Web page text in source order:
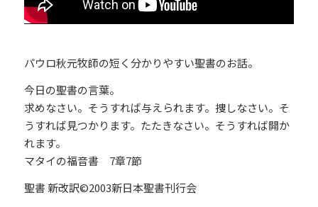
パウロ秋元牧師の短く分かりやすい聖書のお話。
今日の聖書の言葉。
求めなさい。そうすれば与えられます。捜しなさい。そ
うすれば見つかります。たたきなさい。そうすれば開か
れます。
マタイの福音書 7章7節
聖書 新改訳©2003新日本聖書刊行会